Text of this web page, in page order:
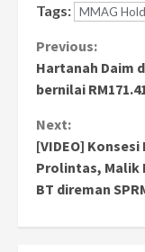
Tags: MMAG
Continue
Reading
Previous:
Hartanah Daim
bernilai
Next:
[VIDEO] Konsesi
Prolintas, Malik
BT direman